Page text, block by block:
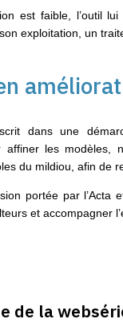
est faible, l’outil
exploitation, un
dans une
affiner les modèles,
du mildiou, afin de
portée par
et accompagner
de la